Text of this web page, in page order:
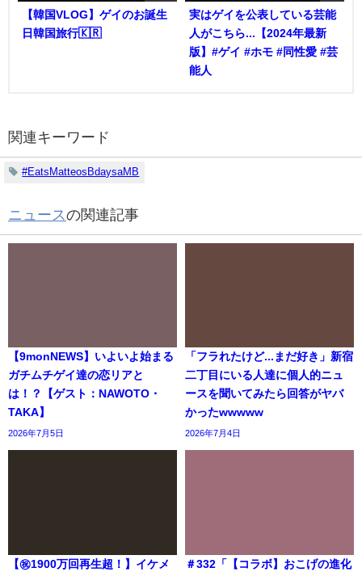
【韓国VLOG】ゲイのお誕生
日韓国旅行🇰🇷
実はゲイを公表している芸能
人がこちら...【2024年最新
版】#ゲイ #ホモ #同性愛 #芸
能人
関連キーワード
#EatsMatteosBdaysaMB
ニュースの関連記事
【9monNEWS】いよいよ始まる
ガチムチゲイ達の恋リアと
は！？【ゲスト：NAWOTO・
TAKA】
2026年7月5日
「フラれたけど...まだ好き」新宿
二丁目にいる人達に個人的ニュ
ースを聞いてみたら回答がヤバ
かったwwwww
2026年7月4日
【㊗️1900万回再生超！】イケメ
＃332「【コラボ】おこげの進化